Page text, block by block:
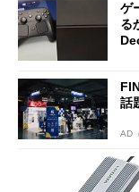
ゲ
る
話
AD